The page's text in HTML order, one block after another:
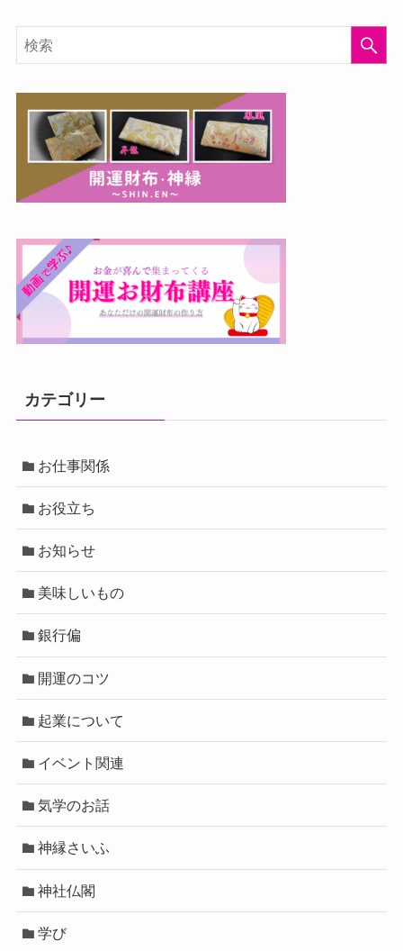
カテゴリー
お仕事関係
お役立ち
お知らせ
美味しいもの
銀行偏
開運のコツ
起業について
イベント関連
気学のお話
神縁さいふ
神社仏閣
学び